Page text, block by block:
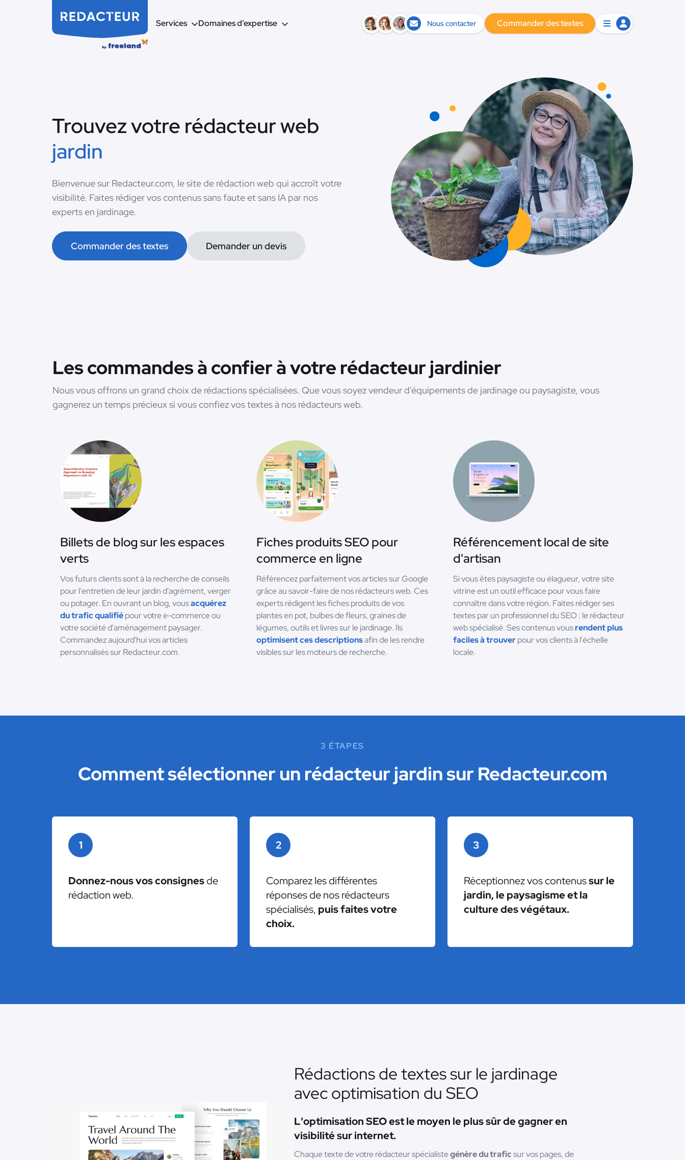
Services Domaines d’expertise Nous contacter Commander des textes
Trouvez votre rédacteur web
jardin
Bienvenue sur Redacteur.com, le site de rédaction web qui accroît votre
visibilité. Faites rédiger vos contenus sans faute et sans IA par nos
experts en jardinage.
Commander des textes Demander un devis
Les commandes à confier à votre rédacteur jardinier
Nous vous offrons un grand choix de rédactions spécialisées. Que vous soyez vendeur d'équipements de jardinage ou paysagiste, vous
gagnerez un temps précieux si vous confiez vos textes à nos rédacteurs web.
Billets de blog sur les espaces
verts
Vos futurs clients sont à la recherche de conseils
pour l'entretien de leur jardin d'agrément, verger
ou potager. En ouvrant un blog, vousacquérez
du trafic qualifiépour votre e-commerce ou
votre société d'aménagement paysager.
Commandez aujourd'hui vos articles
personnalisés sur Redacteur.com.
Fiches produits SEO pour
commerce en ligne
Référencez parfaitement vos articles sur Google
grâce au savoir-faire de nos rédacteurs web. Ces
experts rédigent les fiches produits de vos
plantes en pot, bulbes de fleurs, graines de
légumes, outils et livres sur le jardinage. Ils
optimisent ces descriptionsafin de les rendre
visibles sur les moteurs de recherche.
Référencement local de site
d'artisan
Si vous êtes paysagiste ou élagueur, votre site
vitrine est un outil efficace pour vous faire
connaître dans votre région. Faites rédiger ses
textes par un professionnel du SEO : le rédacteur
web spécialisé. Ses contenus vousrendent plus
faciles à trouverpour vos clients à l'échelle
locale.
3 ÉTAPES
Comment sélectionner un rédacteur jardin sur Redacteur.com
1
Donnez-nous vos consignesde
rédaction web.
2
Comparez les différentes
réponses de nos rédacteurs
spécialisés, puis faites votre
choix.
3
Réceptionnez vos contenussur le
jardin, le paysagisme et la
culture des végétaux.
Rédactions de textes sur le jardinage
avec optimisation du SEO
L'optimisation SEO est le moyen le plus sûr de gagner en
visibilité sur internet.
Chaque texte de votre rédacteur spécialistegénère du traficsur vos pages, de